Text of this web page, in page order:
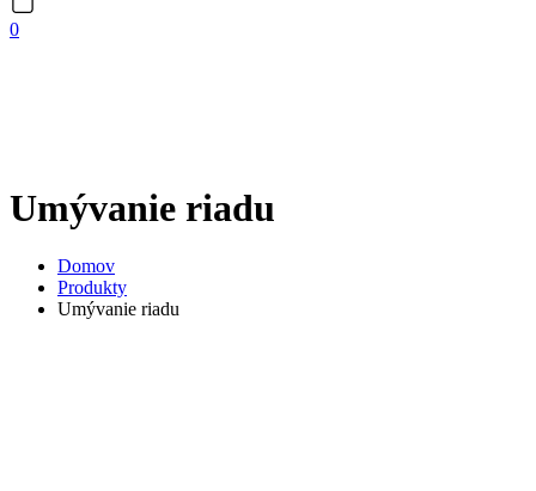
0
Umývanie riadu
Domov
Produkty
Umývanie riadu